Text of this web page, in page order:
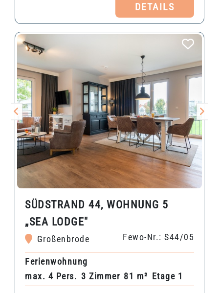
DETAILS
SÜDSTRAND 44, WOHNUNG 5
„SEA LODGE"
Großenbrode Fewo-Nr.: S44/05
Ferienwohnung
max. 4 Pers. 3 Zimmer 81 m² Etage 1